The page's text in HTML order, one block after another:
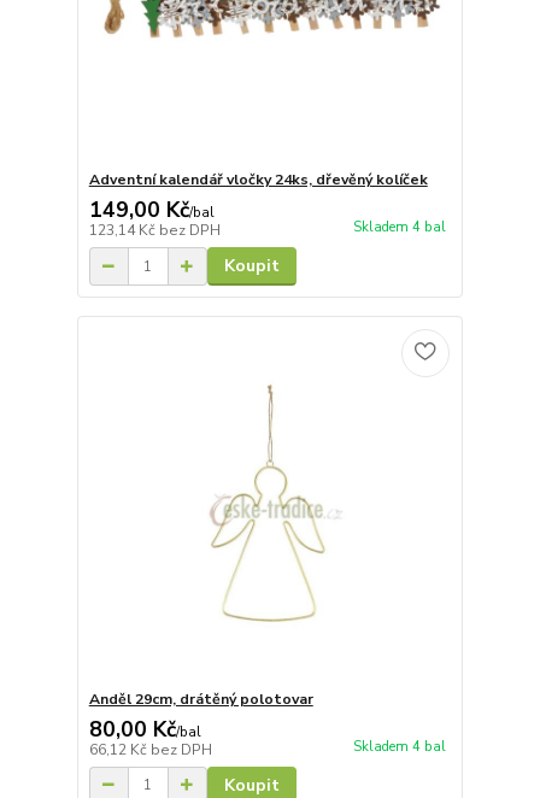
Adventní kalendář vločky 24ks, dřevěný kolíček
149,00 Kč/bal
123,14 Kč bez DPH Skladem 4 bal
Koupit
Anděl 29cm, drátěný polotovar
80,00 Kč/bal
66,12 Kč bez DPH Skladem 4 bal
Koupit